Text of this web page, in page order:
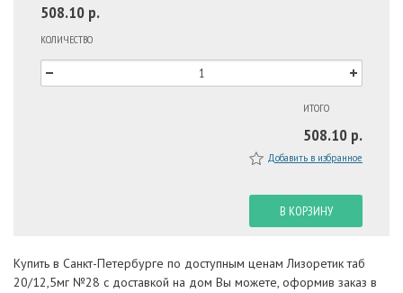
508.10 р.
КОЛИЧЕСТВО
ИТОГО
508.10 р.
Добавить в избранное
В КОРЗИНУ
Купить в Санкт-Петербурге по доступным ценам Лизоретик таб
20/12,5мг №28 с доставкой на дом Вы можете, оформив заказ в